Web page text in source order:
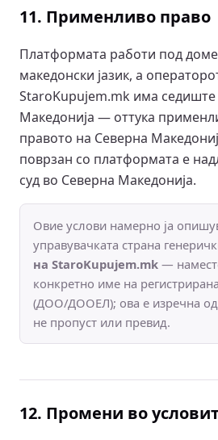
11. Применливо право
Платформата работи под
македонски јазик, а
StaroKupujem.mk има седиште
Македонија — оттука
правото на Северна
поврзан со платформата е
суд во Северна Македонија.
Овие услови намерно ја
управувачката страна
на StaroKupujem.mk —
конкретно име на
(ДОО/ДООЕЛ); ова е изречна
не пропуст или превид.
12. Промени во